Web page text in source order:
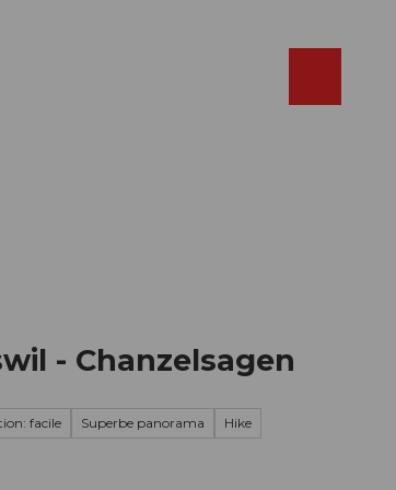
- Chanzelsagen
facile Superbe panorama Hike